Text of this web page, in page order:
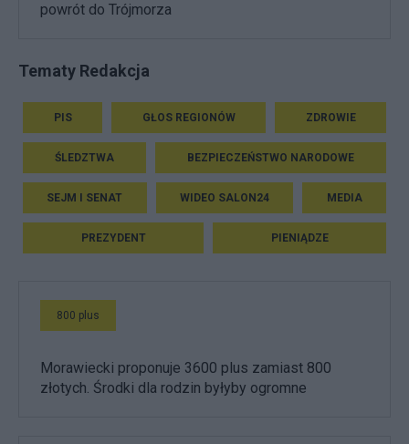
powrót do Trójmorza
Tematy Redakcja
PIS GŁOS REGIONÓW ZDROWIE
ŚLEDZTWA BEZPIECZEŃSTWO NARODOWE
SEJM I SENAT WIDEO SALON24 MEDIA
PREZYDENT PIENIĄDZE
800 plus
Morawiecki proponuje 3600 plus zamiast 800
złotych. Środki dla rodzin byłyby ogromne